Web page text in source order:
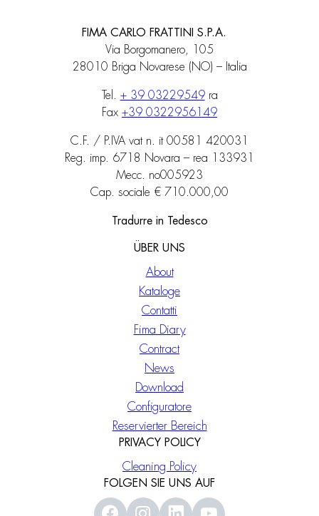
FIMA CARLO FRATTINI S.P.A.
Via Borgomanero, 105
28010 Briga Novarese (NO) – Italia
Tel. + 39 03229549ra
Fax +39 0322956149
C.F. / P.IVA vat n. it 00581 420031
Reg. imp. 6718 Novara – rea 133931
Mecc. no005923
Cap. sociale € 710.000,00
Tradurre in Tedesco
ÜBER UNS
About
Kataloge
Contatti
Fima Diary
Contract
News
Download
Configuratore
Reservierter Bereich
PRIVACY POLICY
Cleaning Policy
FOLGEN SIE UNS AUF